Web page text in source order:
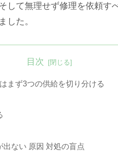
して無理せず修理を依頼す
した。
目次
まず3つの供給を切り分ける
ない 原因 対処の盲点